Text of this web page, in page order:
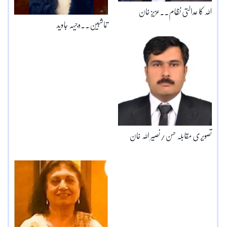
تماشبین۔۔وجیہہ جاوید
اللہ کا عدالتی نظام۔۔عزیز خان
تصویری مقابلہ حسن/نصیر اللہ خان